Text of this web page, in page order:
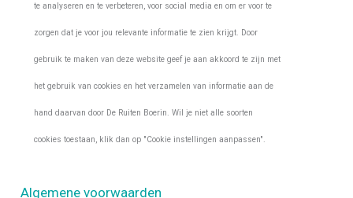
te analyseren en te verbeteren, voor social media en om er voor te
zorgen dat je voor jou relevante informatie te zien krijgt. Door
gebruik te maken van deze website geef je aan akkoord te zijn met
het gebruik van cookies en het verzamelen van informatie aan de
hand daarvan door De Ruiten Boerin. Wil je niet alle soorten
cookies toestaan, klik dan op "Cookie instellingen aanpassen".
Algemene voorwaarden